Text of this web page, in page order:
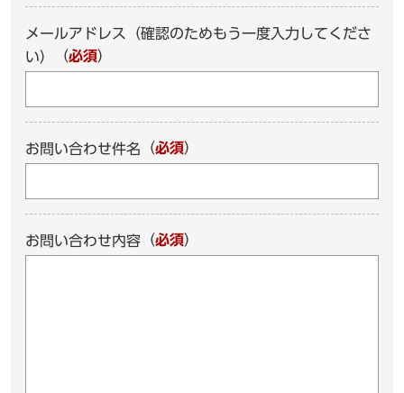
メールアドレス（確認のためもう一度入力してくださ
い）
（必須）
お問い合わせ件名 （必須）
お問い合わせ内容 （必須）